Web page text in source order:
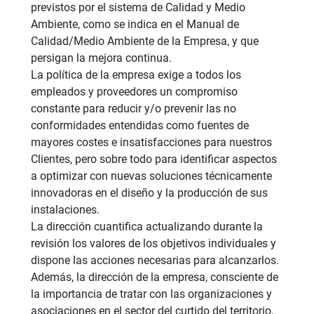
previstos por el sistema de Calidad y Medio
Ambiente, como se indica en el Manual de
Calidad/Medio Ambiente de la Empresa, y que
persigan la mejora continua.
La política de la empresa exige a todos los
empleados y proveedores un compromiso
constante para reducir y/o prevenir las no
conformidades entendidas como fuentes de
mayores costes e insatisfacciones para nuestros
Clientes, pero sobre todo para identificar aspectos
a optimizar con nuevas soluciones técnicamente
innovadoras en el diseño y la producción de sus
instalaciones.
La dirección cuantifica actualizando durante la
revisión los valores de los objetivos individuales y
dispone las acciones necesarias para alcanzarlos.
Además, la dirección de la empresa, consciente de
la importancia de tratar con las organizaciones y
asociaciones en el sector del curtido del territorio,